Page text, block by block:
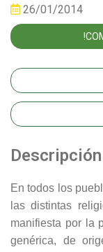
26/01/2014
Descripción
En todos los
las distintas
manifiesta por la
genérica, de